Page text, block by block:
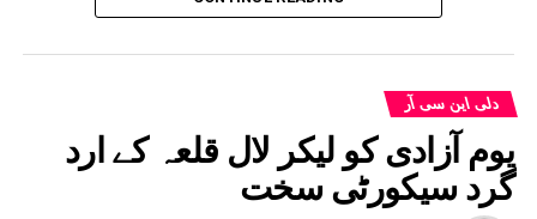
کے یمنا نگر سے دہلی تک پانی پہنچنے میں دو دن لگتے ہیں۔
پانی کی سطح بڑھنے کے بعد مستحکم ہونے کی امید ہے۔ فوری
طور پر سیلاب کا کوئی خطرہ نہیں ہے۔”دراصل، شدید بارش
کے بعد ہتھینی کنڈ بیراج سے اس کے اوپر والے علاقے میں پانی
چھوڑنے کی وجہ سے پانی کی سطح بلند ہوئی ہے۔ بیراج سے
دلی این سی آر
یوم آزادی کو لیکر لال قلعہ کے ارد
گرد سیکورٹی سخت